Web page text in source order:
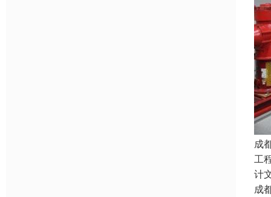
成
工
计
成